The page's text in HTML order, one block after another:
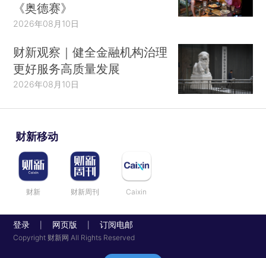
《奥德赛》
2026年08月10日
财新观察｜健全金融机构治理
更好服务高质量发展
2026年08月10日
财新移动
财新 财新周刊 Caixin
登录 网页版 订阅电邮
Copyright 财新网 All Rights Reserved